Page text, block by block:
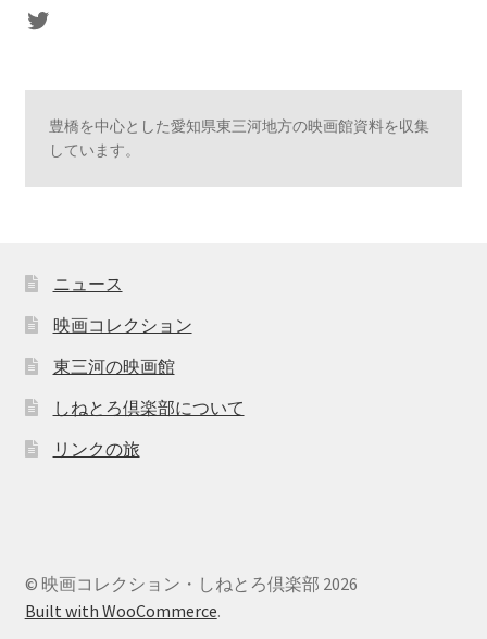
sasaki's Twitter
豊橋を中心とした愛知県東三河地方の映画館資料を収集
しています。
ニュース
映画コレクション
東三河の映画館
しねとろ倶楽部について
リンクの旅
© 映画コレクション・しねとろ倶楽部 2026
Built with WooCommerce.